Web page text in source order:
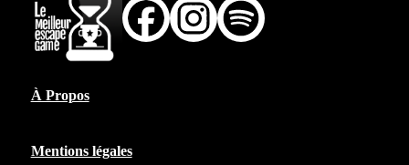
À Propos
Mentions légales